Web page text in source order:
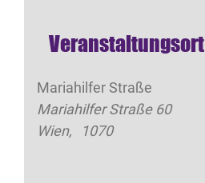
Veranstaltungsort
Mariahilfer Straße
Mariahilfer Straße 60
Wien, 1070